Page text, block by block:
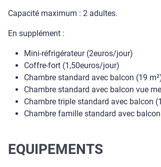
Capacité maximum : 2 adultes.
En supplément :
Mini-réfrigérateur (2euros/jour)
Coffre-fort (1,50euros/jour)
Chambre standard avec balcon (19
Chambre standard avec balcon vue
Chambre triple standard avec balcon
Chambre famille standard avec
EQUIPEMENTS